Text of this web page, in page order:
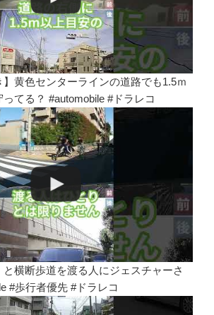
】黄色センターラインの道路でも1.5ｍ
てる？ #automobile #ドラレコ
と横断歩道を渡る人にジェスチャーさ
#歩行者優先 #ドラレコ